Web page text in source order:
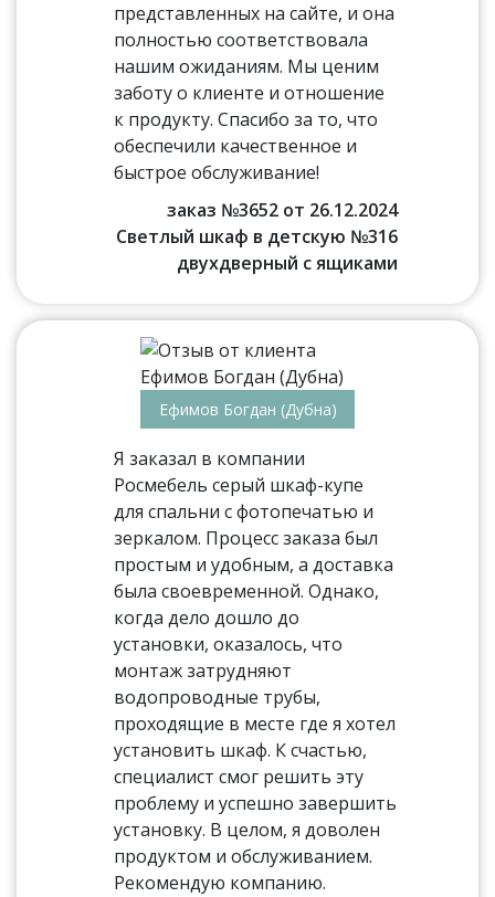
представленных на сайте, и она
полностью соответствовала
нашим ожиданиям. Мы ценим
заботу о клиенте и отношение
к продукту. Спасибо за то, что
обеспечили качественное и
быстрое обслуживание!
заказ №3652 от 26.12.2024
Светлый шкаф в детскую №316
двухдверный с ящиками
Ефимов Богдан (Дубна)
Я заказал в компании
Росмебель серый шкаф-купе
для спальни с фотопечатью и
зеркалом. Процесс заказа был
простым и удобным, а доставка
была своевременной. Однако,
когда дело дошло до
установки, оказалось, что
монтаж затрудняют
водопроводные трубы,
проходящие в месте где я хотел
установить шкаф. К счастью,
специалист смог решить эту
проблему и успешно завершить
установку. В целом, я доволен
продуктом и обслуживанием.
Рекомендую компанию.